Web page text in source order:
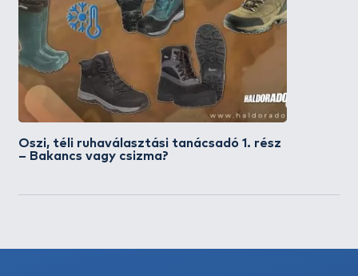
Őszi, téli ruhaválasztási tanácsadó 1. rész
– Bakancs vagy csizma?